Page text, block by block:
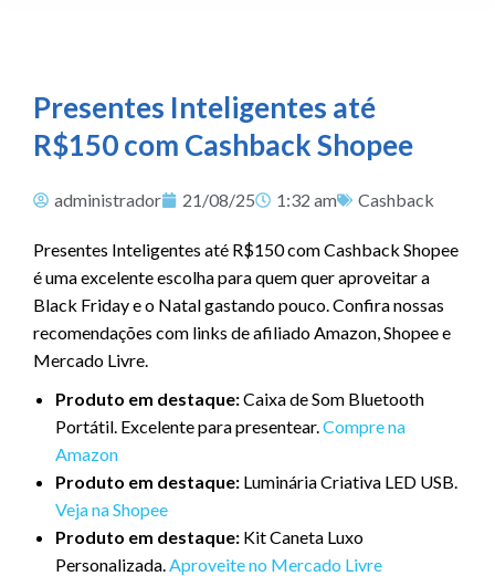
Presentes Inteligentes até
R$150 com Cashback Shopee
administrador 21/08/25 1:32 am Cashback
Presentes Inteligentes até R$150 com Cashback Shopee
é uma excelente escolha para quem quer aproveitar a
Black Friday e o Natal gastando pouco. Confira nossas
recomendações com links de afiliado Amazon, Shopee e
Mercado Livre.
Produto em destaque:Caixa de Som Bluetooth
Portátil. Excelente para presentear.Compre na
Amazon
Produto em destaque: Luminária Criativa LED USB.
Veja na Shopee
Produto em destaque: Kit Caneta Luxo
Personalizada.Aproveite no Mercado Livre